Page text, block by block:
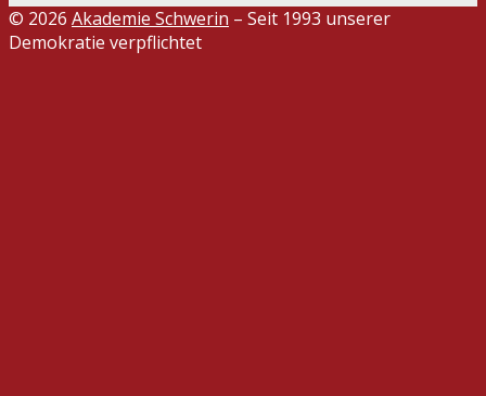
© 2026 Akademie Schwerin – Seit 1993 unserer
Demokratie verpflichtet